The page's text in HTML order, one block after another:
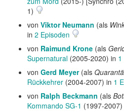
1)
von Viktor Neumann (als
in 2 Episoden
von Raimund Krone (als
Supernatural (2005-2020) in 1
von Gerd Meyer(als
Rückkehrer (2004-2007) in 1
von Ralph Beckmann (als
Kommando SG-1 (1997-2007)